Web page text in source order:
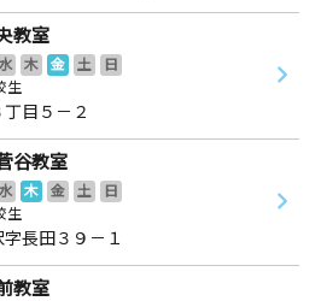
教室
木 金 土
日
生
目５－２
谷教室
木 金 土
日
生
長田３９－１
教室